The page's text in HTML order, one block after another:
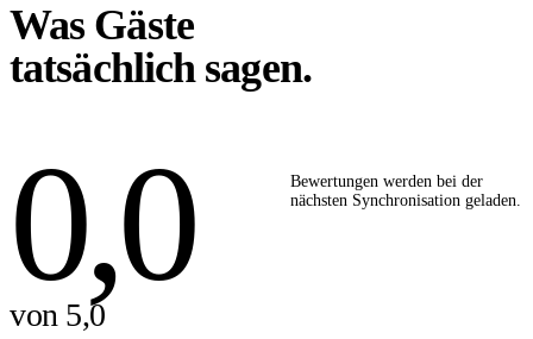
Was Gäste
tatsächlich sagen.
0,0
von 5,0
Bewertungen werden bei der
nächsten Synchronisation geladen.